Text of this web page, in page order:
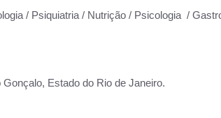
/ Psiquiatria / Nutrição / Psicologia /
Estado do Rio de Janeiro.